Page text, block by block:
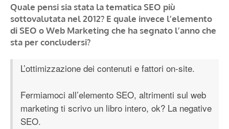
Quale pensi sia stata la tematica SEO più
sottovalutata nel 2012? E quale invece l’elemento
di SEO o Web Marketing che ha segnato l’anno che
sta per concludersi?
L’ottimizzazione dei contenuti e fattori on-site.
Fermiamoci all’elemento SEO, altrimenti sul web
marketing ti scrivo un libro intero, ok? La negative
SEO.